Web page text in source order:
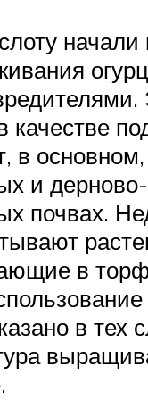
начали
качестве
в
и дерново-
почвах.
в
в тех